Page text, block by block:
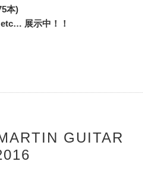
本)
展示中！！
GUITAR